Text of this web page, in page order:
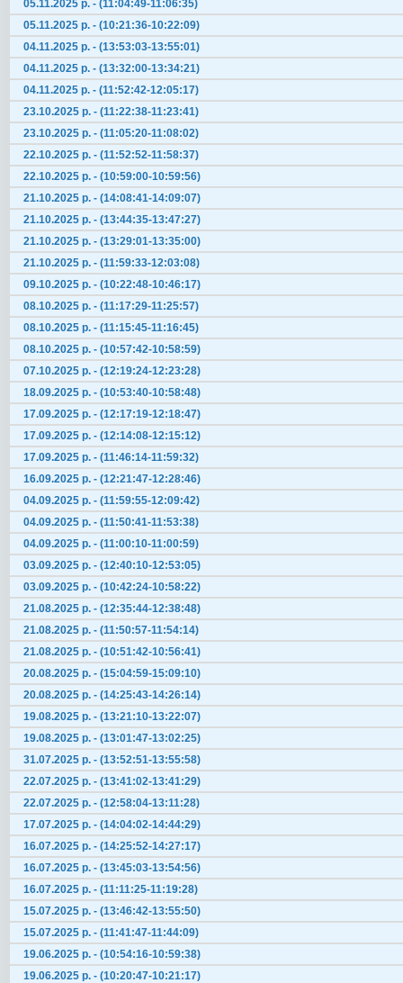
05.11.2025 р. - (11:04:49-11:06:35)
05.11.2025 р. - (10:21:36-10:22:09)
04.11.2025 р. - (13:53:03-13:55:01)
04.11.2025 р. - (13:32:00-13:34:21)
04.11.2025 р. - (11:52:42-12:05:17)
23.10.2025 р. - (11:22:38-11:23:41)
23.10.2025 р. - (11:05:20-11:08:02)
22.10.2025 р. - (11:52:52-11:58:37)
22.10.2025 р. - (10:59:00-10:59:56)
21.10.2025 р. - (14:08:41-14:09:07)
21.10.2025 р. - (13:44:35-13:47:27)
21.10.2025 р. - (13:29:01-13:35:00)
21.10.2025 р. - (11:59:33-12:03:08)
09.10.2025 р. - (10:22:48-10:46:17)
08.10.2025 р. - (11:17:29-11:25:57)
08.10.2025 р. - (11:15:45-11:16:45)
08.10.2025 р. - (10:57:42-10:58:59)
07.10.2025 р. - (12:19:24-12:23:28)
18.09.2025 р. - (10:53:40-10:58:48)
17.09.2025 р. - (12:17:19-12:18:47)
17.09.2025 р. - (12:14:08-12:15:12)
17.09.2025 р. - (11:46:14-11:59:32)
16.09.2025 р. - (12:21:47-12:28:46)
04.09.2025 р. - (11:59:55-12:09:42)
04.09.2025 р. - (11:50:41-11:53:38)
04.09.2025 р. - (11:00:10-11:00:59)
03.09.2025 р. - (12:40:10-12:53:05)
03.09.2025 р. - (10:42:24-10:58:22)
21.08.2025 р. - (12:35:44-12:38:48)
21.08.2025 р. - (11:50:57-11:54:14)
21.08.2025 р. - (10:51:42-10:56:41)
20.08.2025 р. - (15:04:59-15:09:10)
20.08.2025 р. - (14:25:43-14:26:14)
19.08.2025 р. - (13:21:10-13:22:07)
19.08.2025 р. - (13:01:47-13:02:25)
31.07.2025 р. - (13:52:51-13:55:58)
22.07.2025 р. - (13:41:02-13:41:29)
22.07.2025 р. - (12:58:04-13:11:28)
17.07.2025 р. - (14:04:02-14:44:29)
16.07.2025 р. - (14:25:52-14:27:17)
16.07.2025 р. - (13:45:03-13:54:56)
16.07.2025 р. - (11:11:25-11:19:28)
15.07.2025 р. - (13:46:42-13:55:50)
15.07.2025 р. - (11:41:47-11:44:09)
19.06.2025 р. - (10:54:16-10:59:38)
19.06.2025 р. - (10:20:47-10:21:17)